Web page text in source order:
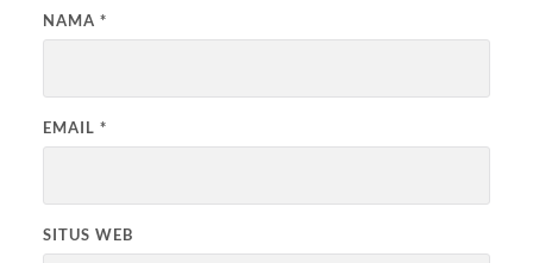
NAMA *
EMAIL *
SITUS WEB